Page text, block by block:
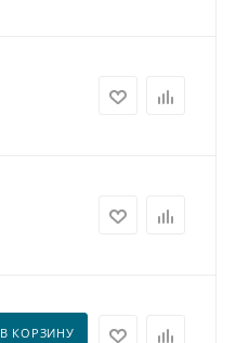
В КОРЗИНУ